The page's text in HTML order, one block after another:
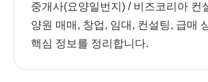
중개사(요양일번지) / 비즈코리아 컨
양원 매매, 창업, 임대, 컨설팅, 급매
핵심 정보를 정리합니다.